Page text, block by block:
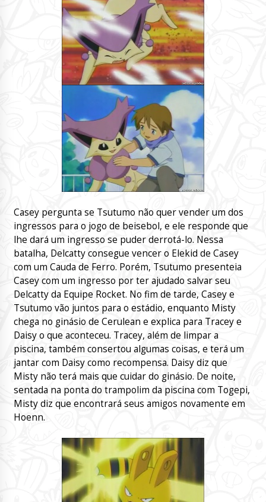
Casey pergunta se Tsutumo não quer vender um dos
ingressos para o jogo de beisebol, e ele responde que
lhe dará um ingresso se puder derrotá-lo. Nessa
batalha, Delcatty consegue vencer o Elekid de Casey
com um Cauda de Ferro. Porém, Tsutumo presenteia
Casey com um ingresso por ter ajudado salvar seu
Delcatty da Equipe Rocket. No fim de tarde, Casey e
Tsutumo vão juntos para o estádio, enquanto Misty
chega no ginásio de Cerulean e explica para Tracey e
Daisy o que aconteceu. Tracey, além de limpar a
piscina, também consertou algumas coisas, e terá um
jantar com Daisy como recompensa. Daisy diz que
Misty não terá mais que cuidar do ginásio. De noite,
sentada na ponta do trampolim da piscina com Togepi,
Misty diz que encontrará seus amigos novamente em
Hoenn.